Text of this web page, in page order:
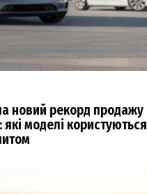
новий рекорд продажу
які моделі користуються